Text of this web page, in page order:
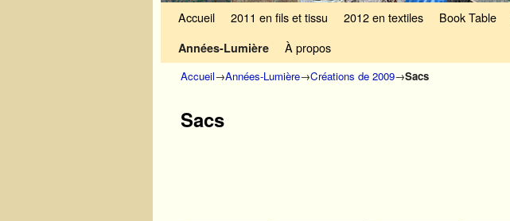
Accueil 2011 en fils et tissu 2012 en textiles Book Table
Années-Lumière À propos
Accueil→Années-Lumière→Créations de 2009→Sacs
Sacs